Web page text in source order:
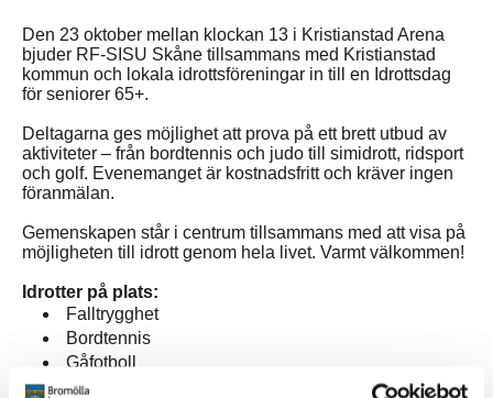
Den 23 oktober mellan klockan 13 i Kristianstad Arena
bjuder RF-SISU Skåne tillsammans med Kristianstad
kommun och lokala idrottsföreningar in till en Idrottsdag
för seniorer 65+.
Deltagarna ges möjlighet att prova på ett brett utbud av
aktiviteter – från bordtennis och judo till simidrott, ridsport
och golf. Evenemanget är kostnadsfritt och kräver ingen
föranmälan.
Gemenskapen står i centrum tillsammans med att visa på
möjligheten till idrott genom hela livet. Varmt välkommen!
Idrotter på plats:
Falltrygghet
Bordtennis
Gåfotboll
Simidrott